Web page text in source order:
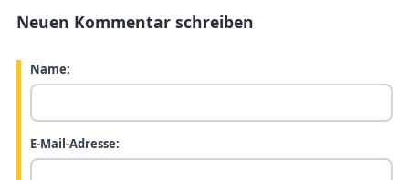
Neuen Kommentar schreiben
Name:
E-Mail-Adresse: